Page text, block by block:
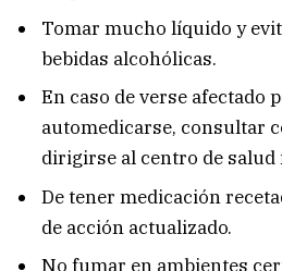
Tomar mucho líquido y
bebidas alcohólicas.
En caso de verse afectado
automedicarse, consultar
dirigirse al centro de salud
De tener medicación
de acción actualizado.
No fumar en ambientes